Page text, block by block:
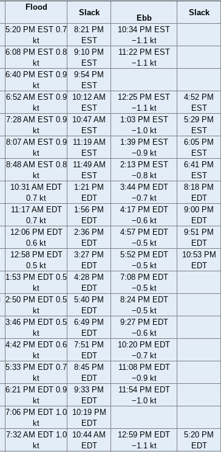
Flood
Slack
Ebb
Slack
5:20 PM EST 0.7
kt
8:21 PM
EST
10:34 PM EST
−1.1 kt
6:08 PM EST 0.8
kt
9:10 PM
EST
11:22 PM EST
−1.1 kt
6:40 PM EST 0.9
kt
9:54 PM
EST
6:52 AM EST 0.9
kt
10:12 AM
EST
12:25 PM EST
−1.1 kt
4:52 PM
EST
7:28 AM EST 0.9
kt
10:47 AM
EST
1:03 PM EST
−1.0 kt
5:29 PM
EST
8:07 AM EST 0.9
kt
11:19 AM
EST
1:39 PM EST
−0.9 kt
6:05 PM
EST
8:48 AM EST 0.8
kt
11:49 AM
EST
2:13 PM EST
−0.8 kt
6:41 PM
EST
10:31 AM EDT
0.7 kt
1:21 PM
EDT
3:44 PM EDT
−0.7 kt
8:18 PM
EDT
11:17 AM EDT
0.7 kt
1:56 PM
EDT
4:17 PM EDT
−0.6 kt
9:00 PM
EDT
12:06 PM EDT
0.6 kt
2:36 PM
EDT
4:57 PM EDT
−0.5 kt
9:51 PM
EDT
12:58 PM EDT
0.5 kt
3:27 PM
EDT
5:52 PM EDT
−0.5 kt
10:53 PM
EDT
1:53 PM EDT 0.5
kt
4:28 PM
EDT
7:08 PM EDT
−0.5 kt
2:50 PM EDT 0.5
kt
5:40 PM
EDT
8:24 PM EDT
−0.5 kt
3:46 PM EDT 0.5
kt
6:49 PM
EDT
9:27 PM EDT
−0.6 kt
4:42 PM EDT 0.6
kt
7:51 PM
EDT
10:20 PM EDT
−0.7 kt
5:33 PM EDT 0.7
kt
8:45 PM
EDT
11:08 PM EDT
−0.9 kt
6:21 PM EDT 0.9
kt
9:33 PM
EDT
11:54 PM EDT
−1.0 kt
7:06 PM EDT 1.0
kt
10:19 PM
EDT
7:32 AM EDT 1.0
kt
10:44 AM
EDT
12:59 PM EDT
−1.1 kt
5:20 PM
EDT